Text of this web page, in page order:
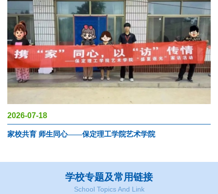
2026-07-18
家校共育 师生同心——保定理工学院艺术学院
学校专题及常用链接
School Topics And Link